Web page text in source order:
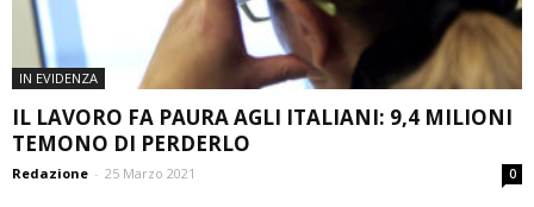
IN EVIDENZA
IL LAVORO FA PAURA AGLI ITALIANI: 9,4 MILIONI
TEMONO DI PERDERLO
Redazione - 25 Marzo 2021 0